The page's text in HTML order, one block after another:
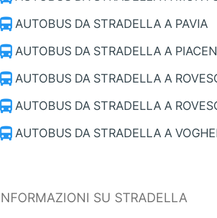
directions_bus AUTOBUS DA STRADELLA A PAVIA
directions_bus AUTOBUS DA STRADELLA A
directions_bus AUTOBUS DA STRADELLA A
directions_bus AUTOBUS DA STRADELLA A
directions_bus AUTOBUS DA STRADELLA A
SU STRADELLA